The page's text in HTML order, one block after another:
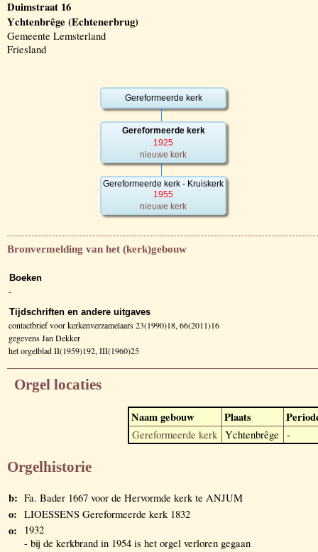
Duimstraat 16
Ychtenbrêge (Echtenerbrug)
Gemeente Lemsterland
Friesland
Gereformeerde kerk
Gereformeerde kerk
1925
nieuwe kerk
Gereformeerde kerk - Kruiskerk
1955
nieuwe kerk
Bronvermelding van het (kerk)gebouw
Boeken
-
Tijdschriften en andere uitgaves
contactbrief voor kerkenverzamelaars 23(1990)18, 66(2011)16
gegevens Jan Dekker
het orgelblad II(1959)192, III(1960)25
Orgel locaties
Naam gebouw Plaats
Gereformeerde kerk Ychtenbrêge -
Orgelhistorie
b: Fa. Bader 1667 voor de Hervormde kerk te ANJUM
o: LIOESSENS Gereformeerde kerk 1832
o:
1932
- bij de kerkbrand in 1954 is het orgel verloren gegaan